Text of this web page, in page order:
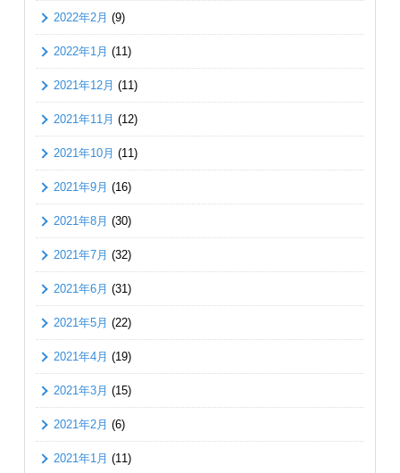
2022年2月 (9)
2022年1月 (11)
2021年12月 (11)
2021年11月 (12)
2021年10月 (11)
2021年9月 (16)
2021年8月 (30)
2021年7月 (32)
2021年6月 (31)
2021年5月 (22)
2021年4月 (19)
2021年3月 (15)
2021年2月 (6)
2021年1月 (11)